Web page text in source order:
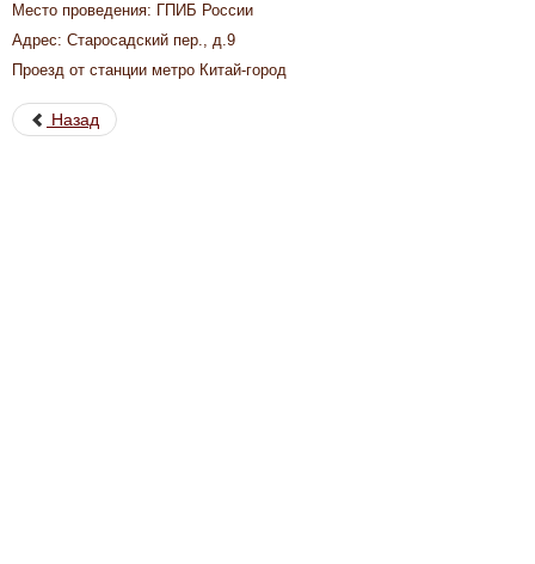
Место проведения: ГПИБ России
Адрес: Старосадский пер., д.9
Проезд от станции метро Китай-город
Назад